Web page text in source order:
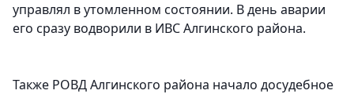
управлял в утомленном состоянии. В день аварии
его сразу водворили в ИВС Алгинского района.
Также РОВД Алгинского района начало досудебное